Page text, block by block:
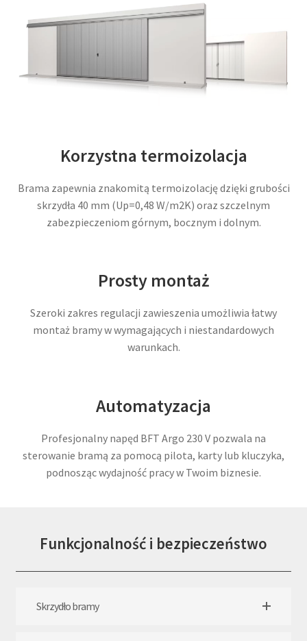
Korzystna termoizolacja
Brama zapewnia znakomitą termoizolację dzięki grubości
skrzydła 40 mm (Up​=0,48 W/m2K) oraz szczelnym
zabezpieczeniom górnym, bocznym i dolnym.
Prosty montaż
Szeroki zakres regulacji zawieszenia umożliwia łatwy
montaż bramy w wymagających i niestandardowych
warunkach.
Automatyzacja
Profesjonalny napęd BFT Argo 230 V pozwala na
sterowanie bramą za pomocą pilota, karty lub kluczyka,
podnosząc wydajność pracy w Twoim biznesie.
Funkcjonalność i bezpieczeństwo
Skrzydło bramy